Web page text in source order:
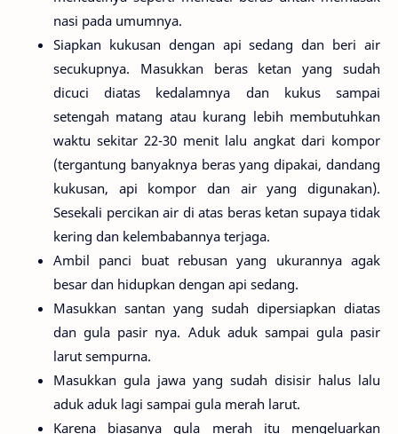
nasi pada umumnya.
Siapkan kukusan dengan api sedang dan beri air
secukupnya. Masukkan beras ketan yang sudah
dicuci diatas kedalamnya dan kukus sampai
setengah matang atau kurang lebih membutuhkan
waktu sekitar 22-30 menit lalu angkat dari kompor
(tergantung banyaknya beras yang dipakai, dandang
kukusan, api kompor dan air yang digunakan).
Sesekali percikan air di atas beras ketan supaya tidak
kering dan kelembabannya terjaga.
Ambil panci buat rebusan yang ukurannya agak
besar dan hidupkan dengan api sedang.
Masukkan santan yang sudah dipersiapkan diatas
dan gula pasir nya. Aduk aduk sampai gula pasir
larut sempurna.
Masukkan gula jawa yang sudah disisir halus lalu
aduk aduk lagi sampai gula merah larut.
Karena biasanya gula merah itu mengeluarkan